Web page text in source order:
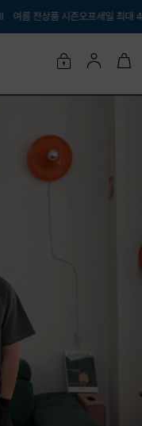
프세일 최대 40% OFF Ι 내아